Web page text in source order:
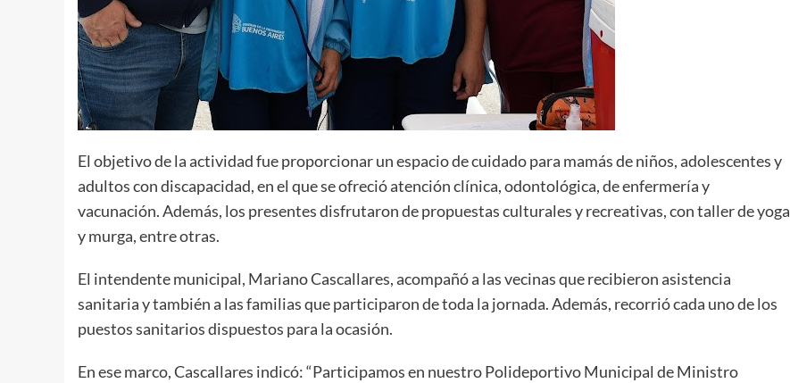
El objetivo de la actividad fue proporcionar un espacio de cuidado para mamás de niños, adolescentes y
adultos con discapacidad, en el que se ofreció atención clínica, odontológica, de enfermería y
vacunación. Además, los presentes disfrutaron de propuestas culturales y recreativas, con taller de yoga
y murga, entre otras.
El intendente municipal, Mariano Cascallares, acompañó a las vecinas que recibieron asistencia
sanitaria y también a las familias que participaron de toda la jornada. Además, recorrió cada uno de los
puestos sanitarios dispuestos para la ocasión.
En ese marco, Cascallares indicó: “Participamos en nuestro Polideportivo Municipal de Ministro